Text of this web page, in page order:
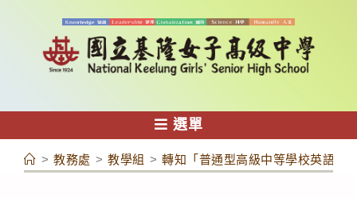
容
選單
> 教務處 > 教學組 > 轉知「普通型高級中等學校英語文